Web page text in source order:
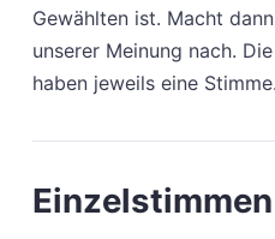
Gewählten ist. Macht
unserer Meinung nach.
haben jeweils eine Stimme.
Einzelstimmen